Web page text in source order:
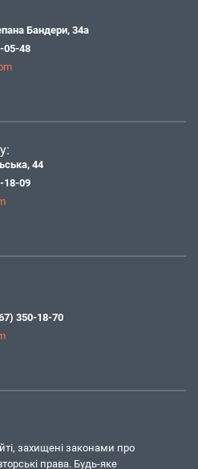
Бандери, 34а
05-48
44
18-09
350-18-70
захищені законами про
права. Будь-яке